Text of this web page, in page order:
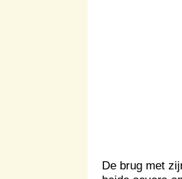
De brug met